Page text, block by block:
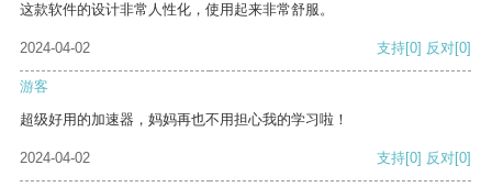
这款软件的设计非常人性化，使用起来非常舒服。
2024-04-02 支持[0] 反对[0]
游客
超级好用的加速器，妈妈再也不用担心我的学习啦！
2024-04-02 支持[0] 反对[0]